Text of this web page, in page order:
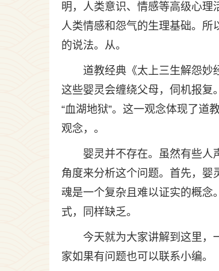
明，人类意识、情感等高级心理
人类情感和怨气的生理基础。所
的说法。从。
道教经典《太上三生解怨妙
这些婴灵会缠绕父母，伺机报复
“血湖地狱”。这一观念体现了道
观念，。
婴灵并不存在。虽然有些人
角度来分析这个问题。首先，婴
魂是一个复杂且难以证实的概念
式，同样缺乏。
今天就为大家讲解到这里，
家如果有问题也可以联系小编。